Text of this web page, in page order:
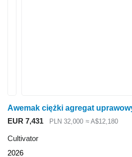
EUR 7,431 PLN 32,000 ≈ A$12,180
Cultivator
2026